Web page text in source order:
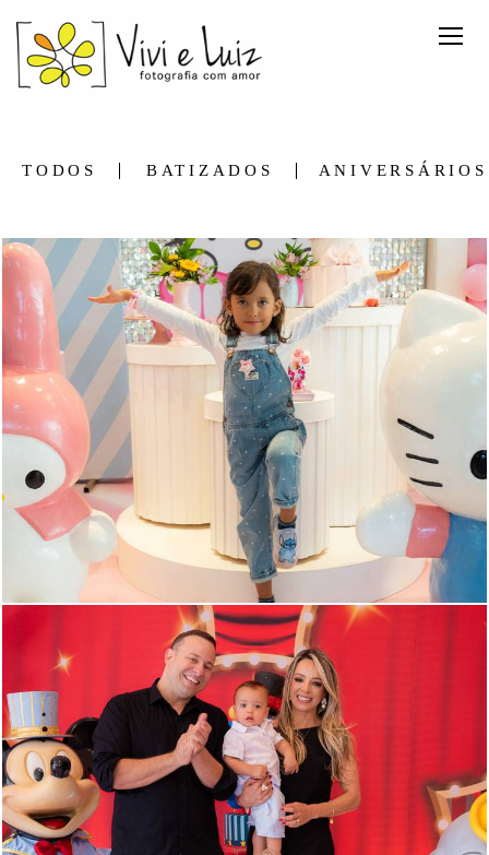
TODOS BATIZADOS ANIVERSÁRIOS